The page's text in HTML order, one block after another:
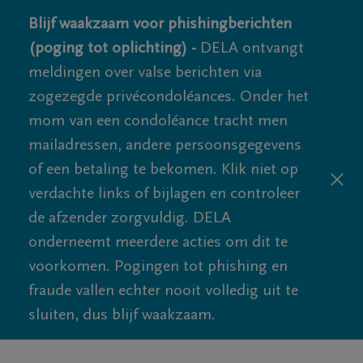
Blijf waakzaam voor phishingberichten
(poging tot oplichting) - DELA ontvangt
meldingen over valse berichten via
zogezegde privécondoléances. Onder het
mom van een condoléance tracht men
mailadressen, andere persoonsgegevens
of een betaling te bekomen. Klik niet op
verdachte links of bijlagen en controleer
de afzender zorgvuldig. DELA
onderneemt meerdere acties om dit te
voorkomen. Pogingen tot phishing en
fraude vallen echter nooit volledig uit te
sluiten, dus blijf waakzaam.